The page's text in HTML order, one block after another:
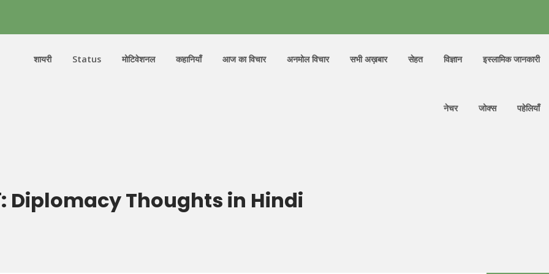
शायरी Status मोटिवेशनल कहानियाँ आज का विचार अनमोल विचार सभी अख़बार सेहत विज्ञान इस्लामिक जानकारी
नेचर जोक्स पहेलियाँ
Diplomacy Thoughts in Hindi